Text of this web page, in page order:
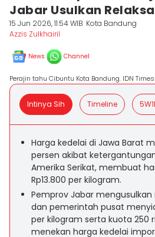
Jabar Usulkan
15 Jun 2026, 11:54 WIB Kota Bandung
Azzis Zulkhairil
News Channel
Perajin tahu Cibuntu Kota Bandung. IDN
Intinya Sih Timeline
Harga kedelai di Jawa Barat
persen akibat
Amerika Serikat, membuat
Rp13.800 per kilogram.
Pemprov Jabar mengusulkan
dan pemerintah pusat
per kilogram serta kuota 250
menekan harga kedelai